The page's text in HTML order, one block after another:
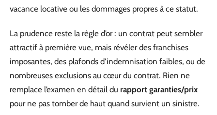
vacance locative ou les dommages propres à ce statut.
La prudence reste la règle d’or : un contrat peut sembler
attractif à première vue, mais révéler des franchises
imposantes, des plafonds d’indemnisation faibles, ou de
nombreuses exclusions au cœur du contrat. Rien ne
remplace l’examen en détail du rapport garanties/prix
pour ne pas tomber de haut quand survient un sinistre.